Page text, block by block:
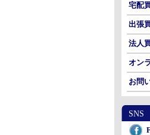
宅配
出張
法人
オン
お問
SNS